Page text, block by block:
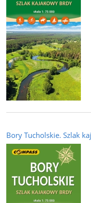
Bory Tucholskie. Szlak